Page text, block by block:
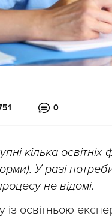
0
кілька
У разі
не відомі.
із освітньою